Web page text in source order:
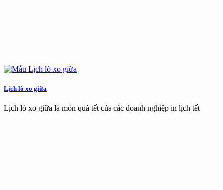
Lịch lò xo giữa
Lịch lò xo giữa là món quà tết của các doanh nghiệp in lịch tết